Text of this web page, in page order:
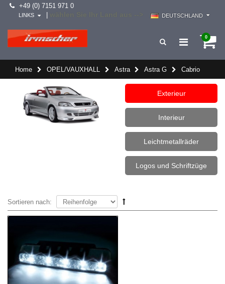
+49 (0) 7151 971 0
DEUTSCHLAND
LINKS
0
Home OPEL/VAUXHALL Astra Astra G Cabrio
Exterieur
Interieur
Leichtmetallräder
Logos und Schriftzüge
Sortieren nach: